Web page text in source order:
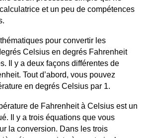
et un peu de compétences
pour convertir les
Celsius en degrés Fahrenheit
Il y a deux façons différentes de
Tout d’abord, vous pouvez
en degrés Celsius par 1.
de Fahrenheit à Celsius est un
Il y a trois équations que vous
la conversion. Dans les trois